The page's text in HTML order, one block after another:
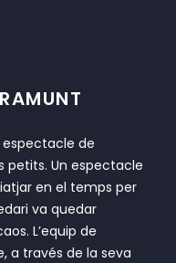
de
petits. Un espectacle
en el temps per
va quedar
L’equip de
a través de la seva